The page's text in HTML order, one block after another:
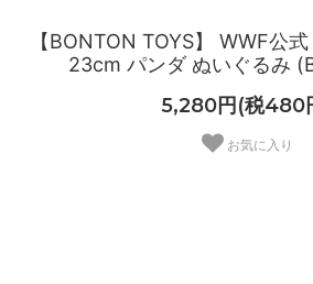
【BONTON TOYS】 WWF公
23cm パンダ ぬいぐるみ
5,280円(税480
お気に入り